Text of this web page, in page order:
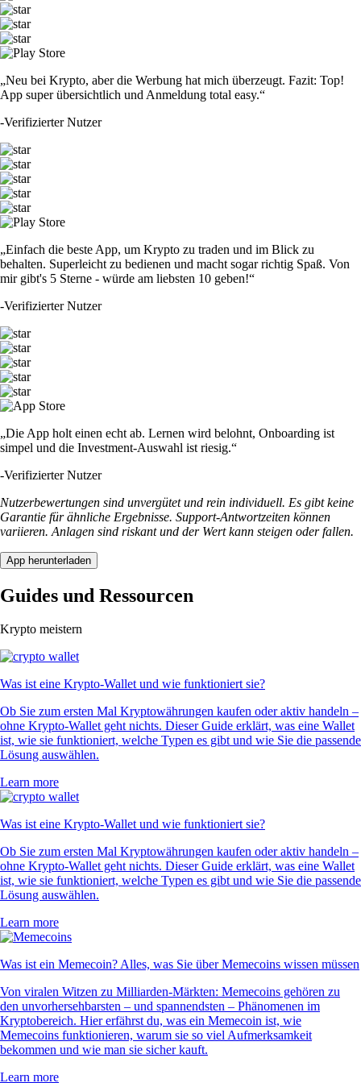
„Neu bei Krypto, aber die Werbung hat mich überzeugt. Fazit: Top!
App super übersichtlich und Anmeldung total easy.“
-Verifizierter Nutzer
„Einfach die beste App, um Krypto zu traden und im Blick zu
behalten. Superleicht zu bedienen und macht sogar richtig Spaß. Von
mir gibt's 5 Sterne - würde am liebsten 10 geben!“
-Verifizierter Nutzer
„Die App holt einen echt ab. Lernen wird belohnt, Onboarding ist
simpel und die Investment-Auswahl ist riesig.“
-Verifizierter Nutzer
Nutzerbewertungen sind unvergütet und rein individuell. Es gibt keine
Garantie für ähnliche Ergebnisse. Support-Antwortzeiten können
variieren. Anlagen sind riskant und der Wert kann steigen oder fallen.
App herunterladen
Guides und Ressourcen
Krypto meistern
Was ist eine Krypto-Wallet und wie funktioniert sie?
Ob Sie zum ersten Mal Kryptowährungen kaufen oder aktiv handeln –
ohne Krypto-Wallet geht nichts. Dieser Guide erklärt, was eine Wallet
ist, wie sie funktioniert, welche Typen es gibt und wie Sie die passende
Lösung auswählen.
Learn more
Was ist eine Krypto-Wallet und wie funktioniert sie?
Ob Sie zum ersten Mal Kryptowährungen kaufen oder aktiv handeln –
ohne Krypto-Wallet geht nichts. Dieser Guide erklärt, was eine Wallet
ist, wie sie funktioniert, welche Typen es gibt und wie Sie die passende
Lösung auswählen.
Learn more
Was ist ein Memecoin? Alles, was Sie über Memecoins wissen müssen
Von viralen Witzen zu Milliarden-Märkten: Memecoins gehören zu
den unvorhersehbarsten – und spannendsten – Phänomenen im
Kryptobereich. Hier erfährst du, was ein Memecoin ist, wie
Memecoins funktionieren, warum sie so viel Aufmerksamkeit
bekommen und wie man sie sicher kauft.
Learn more